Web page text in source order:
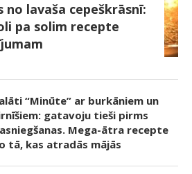
no lavaša cepeškrāsnī:
pa solim recepte
“Minūte” ar burkāniem un
gatavoju tieši pirms
Mega-ātra recepte
tā, kas atradās mājās